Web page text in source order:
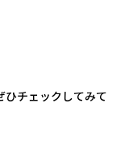
ひチェックしてみて